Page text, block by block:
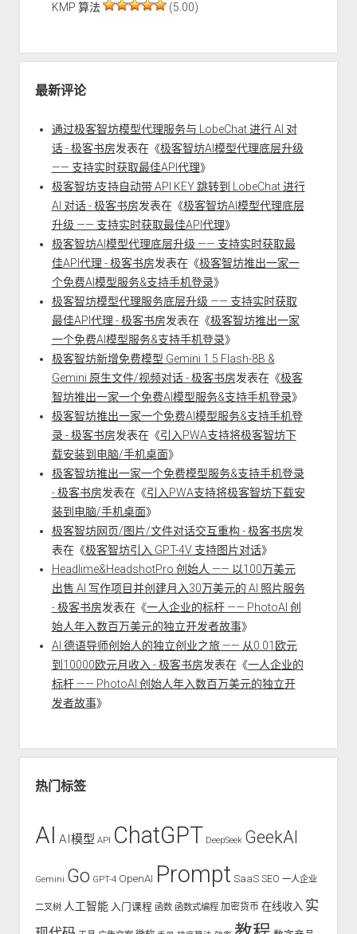
KMP 算法
(5.00)
最新评论
通过极客智坊模型代理服务与 LobeChat 进行 AI 对
话 - 极客书房发表在《极客智坊AI模型代理底层升级
—— 支持实时获取最佳API代理》
极客智坊支持自动带 API KEY 跳转到 LobeChat 进行
AI 对话 - 极客书房发表在《极客智坊AI模型代理底层
升级 —— 支持实时获取最佳API代理》
极客智坊AI模型代理底层升级 —— 支持实时获取最
佳API代理 - 极客书房发表在《极客智坊推出一家一
个免费AI模型服务&支持手机登录》
极客智坊模型代理服务底层升级 —— 支持实时获取
最佳API代理 - 极客书房发表在《极客智坊推出一家
一个免费AI模型服务&支持手机登录》
极客智坊新增免费模型 Gemini 1.5 Flash-8B &
Gemini 原生文件/视频对话 - 极客书房发表在《极客
智坊推出一家一个免费AI模型服务&支持手机登录》
极客智坊推出一家一个免费AI模型服务&支持手机登
录 - 极客书房发表在《引入PWA支持将极客智坊下
载安装到电脑/手机桌面》
极客智坊推出一家一个免费模型服务&支持手机登录
- 极客书房发表在《引入PWA支持将极客智坊下载安
装到电脑/手机桌面》
极客智坊网页/图片/文件对话交互重构 - 极客书房发
表在《极客智坊引入 GPT-4V 支持图片对话》
Headlime&HeadshotPro 创始人 —— 以100万美元
出售 AI 写作项目并创建月入30万美元的 AI 照片服务
- 极客书房发表在《一人企业的标杆 —— PhotoAI 创
始人年入数百万美元的独立开发者故事》
AI 德语导师创始人的独立创业之旅 —— 从0.01欧元
到10000欧元月收入 - 极客书房发表在《一人企业的
标杆 —— PhotoAI 创始人年入数百万美元的独立开
发者故事》
热门标签
AI AI模型 API ChatGPT DeepSeek GeekAI
Gemini Go GPT-4 OpenAI Prompt SaaS SEO 一人企业
二叉树 人工智能 入门课程 函数 函数式编程 加密货币 在线收入 实